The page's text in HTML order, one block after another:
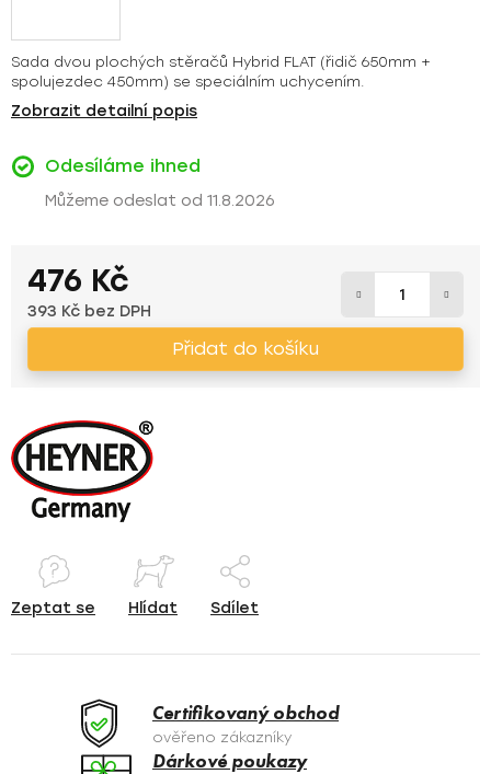
Sada dvou plochých stěračů Hybrid FLAT (řidič 650mm +
spolujezdec 450mm) se speciálním uchycením.
Zobrazit detailní popis
Odesíláme ihned
11.8.2026
476 Kč
393 Kč bez DPH
Přidat do košíku
Zeptat se Hlídat Sdílet
Certifikovaný obchod
ověřeno zákazníky
Dárkové poukazy